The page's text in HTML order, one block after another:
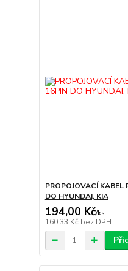
PROPOJOVACÍ
DO HYUNDAI, KIA
194,00 Kč/ks
160,33 Kč bez DPH